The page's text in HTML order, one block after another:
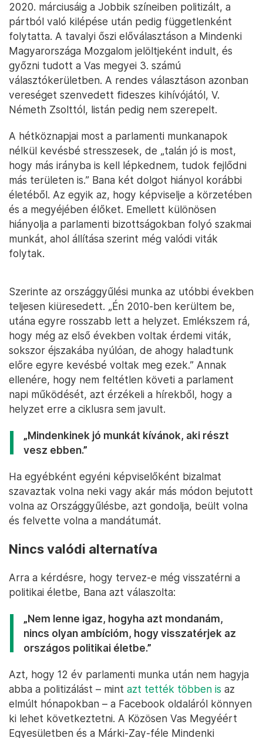
2020. márciusáig a Jobbik színeiben politizált, a
pártból való kilépése után pedig függetlenként
folytatta. A tavalyi őszi előválasztáson a Mindenki
Magyarországa Mozgalom jelöltjeként indult, és
győzni tudott a Vas megyei 3. számú
választókerületben. A rendes választáson azonban
vereséget szenvedett fideszes kihívójától, V.
Németh Zsolttól, listán pedig nem szerepelt.
A hétköznapjai most a parlamenti munkanapok
nélkül kevésbé stresszesek, de „talán jó is most,
hogy más irányba is kell lépkednem, tudok fejlődni
más területen is.” Bana két dolgot hiányol korábbi
életéből. Az egyik az, hogy képviselje a körzetében
és a megyéjében élőket. Emellett különösen
hiányolja a parlamenti bizottságokban folyó szakmai
munkát, ahol állítása szerint még valódi viták
folytak.
Szerinte az országgyűlési munka az utóbbi években
teljesen kiüresedett. „Én 2010-ben kerültem be,
utána egyre rosszabb lett a helyzet. Emlékszem rá,
hogy még az első években voltak érdemi viták,
sokszor éjszakába nyúlóan, de ahogy haladtunk
előre egyre kevésbé voltak meg ezek.” Annak
ellenére, hogy nem feltétlen követi a parlament
napi működését, azt érzékeli a hírekből, hogy a
helyzet erre a ciklusra sem javult.
„Mindenkinek jó munkát kívánok, aki részt
vesz ebben.”
Ha egyébként egyéni képviselőként bizalmat
szavaztak volna neki vagy akár más módon bejutott
volna az Országgyűlésbe, azt gondolja, beült volna
és felvette volna a mandátumát.
Nincs valódi alternatíva
Arra a kérdésre, hogy tervez-e még visszatérni a
politikai életbe, Bana azt válaszolta:
„Nem lenne igaz, hogyha azt mondanám,
nincs olyan ambícióm, hogy visszatérjek az
országos politikai életbe.”
Azt, hogy 12 év parlamenti munka után nem hagyja
abba a politizálást – mint azt tették többen is az
elmúlt hónapokban – a Facebook oldaláról könnyen
ki lehet következtetni. A Közösen Vas Megyéért
Egyesületben és a Márki-Zay-féle Mindenki